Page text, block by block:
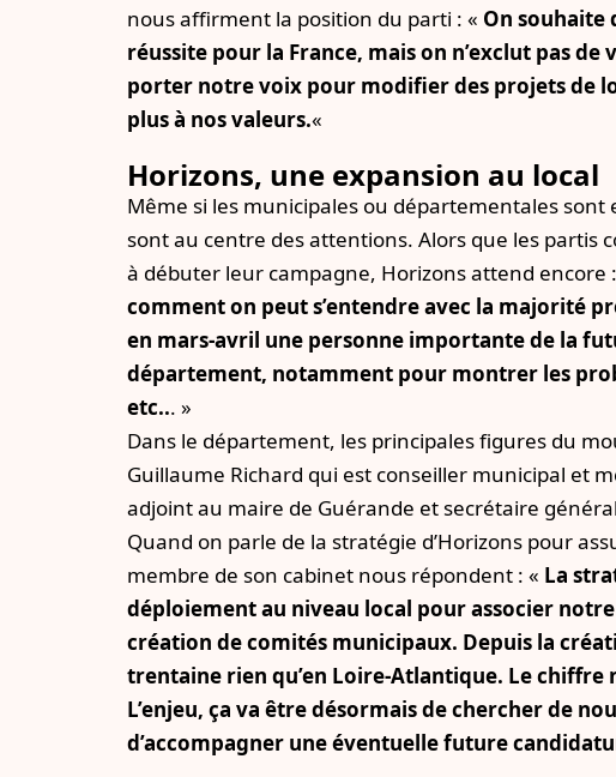
nous affirment la position du parti : « On souhaite
réussite pour la France, mais on n’exclut pas
porter notre voix pour modifier des projets de
plus à nos valeurs.«
Horizons, une expansion au local
Même si les municipales ou départementales
sont au centre des attentions. Alors que les partis
à débuter leur campagne, Horizons attend encore
comment on peut s’entendre avec la majorité
en mars-avril une personne importante de la
département, notamment pour montrer les
etc... »
Dans le département, les principales figures du
Guillaume Richard qui est conseiller municipal et
adjoint au maire de Guérande et secrétaire
Quand on parle de la stratégie d’Horizons pour
membre de son cabinet nous répondent : « La
déploiement au niveau local pour associer
création de comités municipaux. Depuis la
trentaine rien qu’en Loire-Atlantique. Le chiffre
L’enjeu, ça va être désormais de chercher de
d’accompagner une éventuelle future